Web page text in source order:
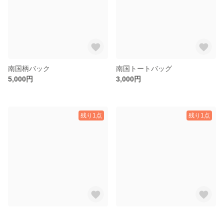
南国柄バック
5,000円
南国トートバッグ
3,000円
残り1点 残り1点